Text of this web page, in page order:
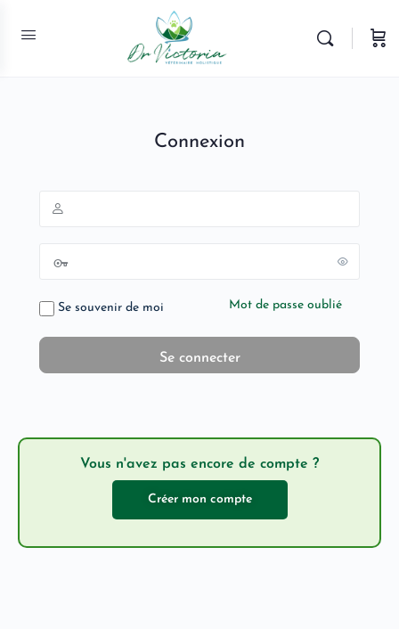
Connexion
Se souvenir de moi Mot de passe oublié
Vous n'avez pas encore de compte ?
Créer mon compte